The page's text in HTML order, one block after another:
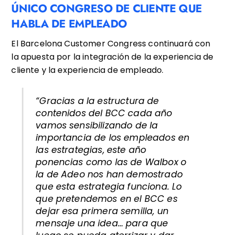
ÚNICO CONGRESO DE CLIENTE QUE
HABLA DE EMPLEADO
El Barcelona Customer Congress continuará con
la apuesta por la integración de la experiencia de
cliente y la experiencia de empleado.
“Gracias a la estructura de
contenidos del BCC cada año
vamos sensibilizando de la
importancia de los empleados en
las estrategias, este año
ponencias como las de Walbox o
la de Adeo nos han demostrado
que esta estrategia funciona. Lo
que pretendemos en el BCC es
dejar esa primera semilla, un
mensaje una idea… para que